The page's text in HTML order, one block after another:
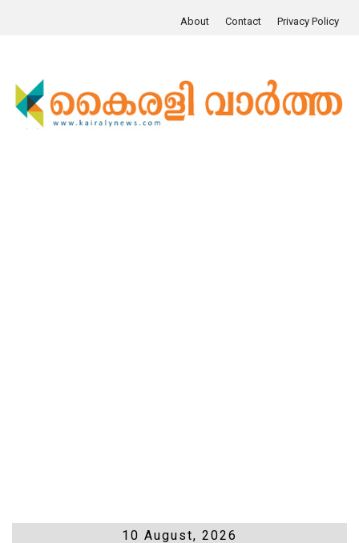
About Contact Privacy Policy
10 August, 2026